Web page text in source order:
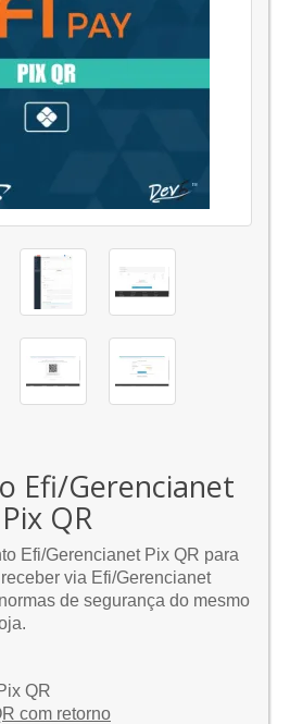
Efi/Gerencianet
Pix QR
Efi/Gerencianet Pix QR para
via Efi/Gerencianet
de segurança do mesmo
QR
com retorno